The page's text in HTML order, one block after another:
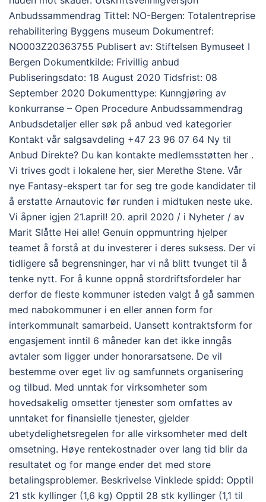
Anbudssammendrag Tittel: NO-Bergen: Totalentreprise
rehabilitering Byggens museum Dokumentref:
NO003Z20363755 Publisert av: Stiftelsen Bymuseet I
Bergen Dokumentkilde: Frivillig anbud
Publiseringsdato: 18 August 2020 Tidsfrist: 08
September 2020 Dokumenttype: Kunngjøring av
konkurranse – Open Procedure Anbudssammendrag
Anbudsdetaljer eller søk på anbud ved kategorier
Kontakt vår salgsavdeling +47 23 96 07 64 Ny til
Anbud Direkte? Du kan kontakte medlemsstøtten her .
Vi trives godt i lokalene her, sier Merethe Stene. Vår
nye Fantasy-ekspert tar for seg tre gode kandidater til
å erstatte Arnautovic før runden i midtuken neste uke.
Vi åpner igjen 21.april! 20. april 2020 / i Nyheter / av
Marit Slåtte Hei alle! Genuin oppmuntring hjelper
teamet å forstå at du investerer i deres suksess. Der vi
tidligere så begrensninger, har vi nå blitt tvunget til å
tenke nytt. For å kunne oppnå stordriftsfordeler har
derfor de fleste kommuner isteden valgt å gå sammen
med nabokommuner i en eller annen form for
interkommunalt samarbeid. Uansett kontraktsform for
engasjement inntil 6 måneder kan det ikke inngås
avtaler som ligger under honorarsatsene. De vil
bestemme over eget liv og samfunnets organisering
og tilbud. Med unntak for virksomheter som
hovedsakelig omsetter tjenester som omfattes av
unntaket for finansielle tjenester, gjelder
ubetydelighetsregelen for alle virksomheter med delt
omsetning. Høye rentekostnader over lang tid blir da
resultatet og for mange ender det med store
betalingsproblemer. Beskrivelse Vinklede spidd: Opptil
21 stk kyllinger (1,6 kg) Opptil 28 stk kyllinger (1,1 til